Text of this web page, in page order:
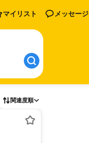
マイリスト メッセージ
関連度順